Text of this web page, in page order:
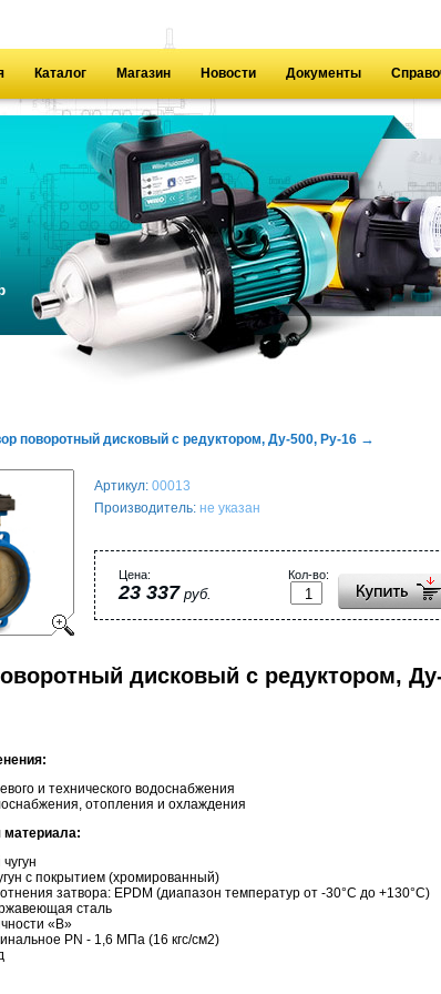
Каталог Магазин Новости Документы
поворотный дисковый с редуктором, Ду-500, Ру-16 →
Артикул: 00013
Производитель: не указан
Кол-во:
Цена:
23 337 руб.
дисковый с редуктором,
и технического водоснабжения
отопления и охлаждения
с покрытием (хромированный)
затвора: EPDM (диапазон температур от -30°C до +130°C)
сталь
«В»
PN - 1,6 МПа (16 кгс/см2)